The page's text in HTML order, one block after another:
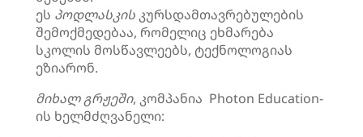
ეს პოდლასკის კურსდამთავრებულების
შემოქმედებაა, რომელიც ეხმარება
სკოლის მოსწავლეებს, ტექნოლოგიას
ეზიარონ.
მიხალ გრჟეში, კომპანია Photon Education-
ის ხელმძღვანელი: